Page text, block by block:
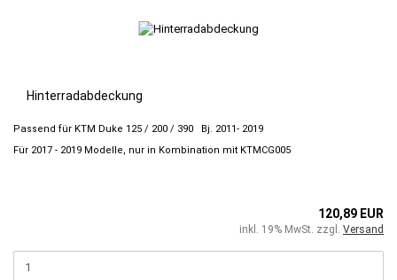
Hinterradabdeckung
Passend für KTM Duke 125 / 200 / 390 Bj. 2011- 2019
Für 2017 - 2019 Modelle, nur in Kombination mit KTMCG005
120,89 EUR
inkl. 19% MwSt. zzgl. Versand